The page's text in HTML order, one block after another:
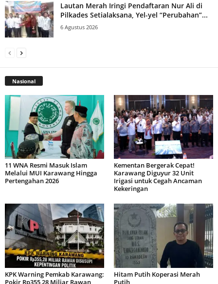
Lautan Merah Iringi Pendaftaran Nur Ali di
Pilkades Setialaksana, Yel-yel “Perubahan”...
6 Agustus 2026
Nasional
11 WNA Resmi Masuk Islam
Melalui MUI Karawang Hingga
Pertengahan 2026
Kementan Bergerak Cepat!
Karawang Diguyur 32 Unit
Irigasi untuk Cegah Ancaman
Kekeringan
KPK Warning Pemkab Karawang:
Pokir Rp355,28 Miliar Rawan
Hitam Putih Koperasi Merah
Putih